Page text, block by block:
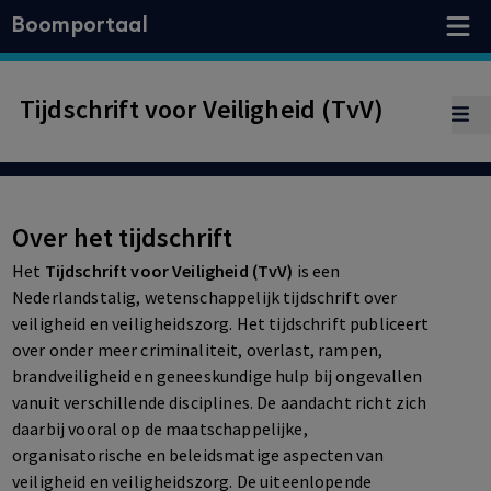
Boomportaal
Tijdschrift voor Veiligheid (TvV)
Over het tijdschrift
Het Tijdschrift voor Veiligheid (TvV) is een
Nederlandstalig, wetenschappelijk tijdschrift over
veiligheid en veiligheidszorg. Het tijdschrift publiceert
over onder meer criminaliteit, overlast, rampen,
brandveiligheid en geneeskundige hulp bij ongevallen
vanuit verschillende disciplines. De aandacht richt zich
daarbij vooral op de maatschappelijke,
organisatorische en beleidsmatige aspecten van
veiligheid en veiligheidszorg. De uiteenlopende